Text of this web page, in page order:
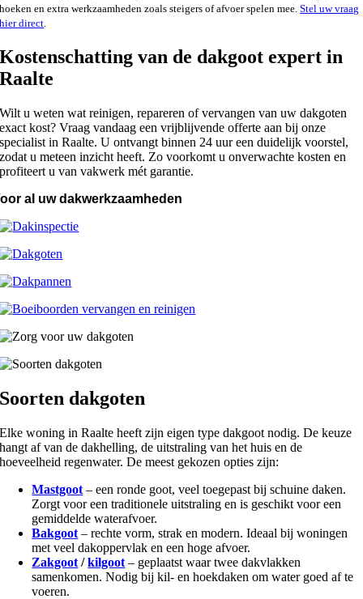
hoeken en extra werkzaamheden zoals steigers of afvoer spelen mee.Stel uw vraag
hier direct.
Kostenschatting van de dakgoot expert in
Raalte
Wilt u weten wat reinigen, repareren of vervangen van uw dakgoten
exact kost? Vraag vandaag een vrijblijvende offerte aan bij onze
specialist in Raalte. U ontvangt binnen 24 uur een duidelijk voorstel,
zodat u meteen inzicht heeft. Zo voorkomt u onverwachte kosten en
profiteert u van vakwerk mét garantie.
al uw dakwerkzaamheden
Soorten dakgoten
Elke woning in Raalte heeft zijn eigen type dakgoot nodig. De keuze
hangt af van de dakhelling, de uitstraling van het huis en de
hoeveelheid regenwater. De meest gekozen opties zijn:
Mastgoot – een ronde goot, veel toegepast bij schuine daken.
Zorgt voor een traditionele uitstraling en is geschikt voor een
gemiddelde waterafvoer.
Bakgoot – rechte vorm, strak en modern. Ideaal bij woningen
met veel dakoppervlak en een hoge afvoer.
Zakgoot /kilgoot – geplaatst waar twee dakvlakken
samenkomen. Nodig bij kil- en hoekdaken om water goed af te
voeren.